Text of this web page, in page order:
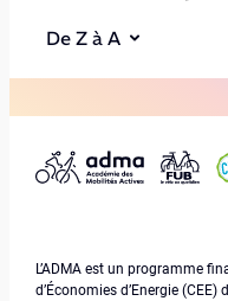
De Z à A
L’ADMA est un programme
d’Économies d’Energie